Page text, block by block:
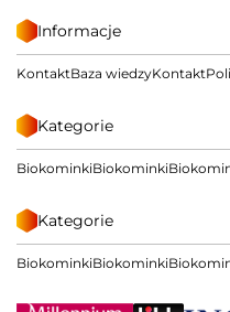
Informacje
KontaktBaza wiedzyKontakt
Kategorie
BiokominkiBiokominki
Kategorie
BiokominkiBiokominki